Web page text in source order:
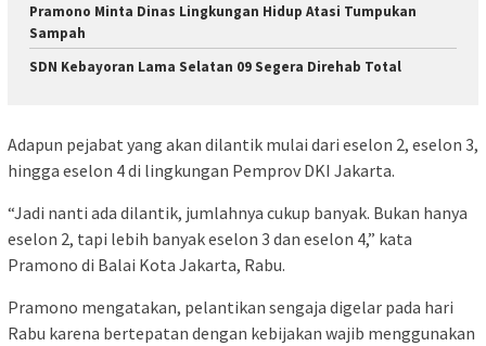
Pramono Minta Dinas Lingkungan Hidup Atasi Tumpukan
Sampah
SDN Kebayoran Lama Selatan 09 Segera Direhab Total
Adapun pejabat yang akan dilantik mulai dari eselon 2, eselon 3,
hingga eselon 4 di lingkungan Pemprov DKI Jakarta.
“Jadi nanti ada dilantik, jumlahnya cukup banyak. Bukan hanya
eselon 2, tapi lebih banyak eselon 3 dan eselon 4,” kata
Pramono di Balai Kota Jakarta, Rabu.
Pramono mengatakan, pelantikan sengaja digelar pada hari
Rabu karena bertepatan dengan kebijakan wajib menggunakan